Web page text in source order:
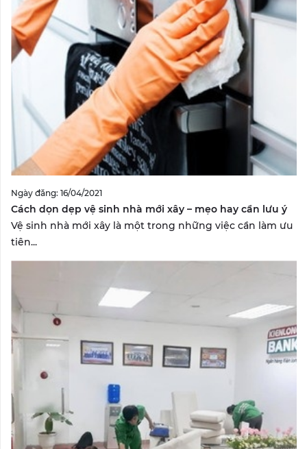
Ngày đăng: 16/04/2021
Cách dọn dẹp vệ sinh nhà mới xây – mẹo hay cần lưu ý
Vệ sinh nhà mới xây là một trong những việc cần làm ưu
tiên...